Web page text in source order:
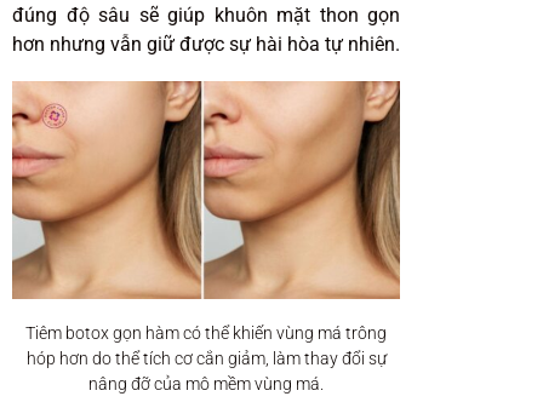
đúng độ sâu sẽ giúp khuôn mặt thon gọn
hơn nhưng vẫn giữ được sự hài hòa tự nhiên.
Tiêm botox gọn hàm có thể khiến vùng má trông
hóp hơn do thể tích cơ cắn giảm, làm thay đổi sự
nâng đỡ của mô mềm vùng má.